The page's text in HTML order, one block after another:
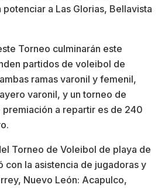
a Las Glorias, Bellavista
Torneo culminarán este
partidos de voleibol de
ramas varonil y femenil,
varonil, y un torneo de
premiación a repartir es de 240
Torneo de Voleibol de playa de
con la asistencia de jugadoras y
Nuevo León: Acapulco,